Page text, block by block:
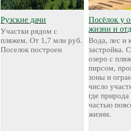
Рузские дачи
Участки рядом с
пляжем. От 1,7 млн руб.
Поселок построен
Посёлок у
жизни и
Вода, лес и
застройка.
озеро с
пирсом,
зоны и
число
где природа
частью
жизни.